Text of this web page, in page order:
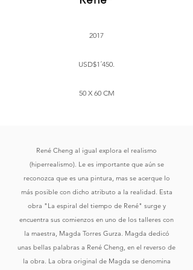
2017
USD$1´450.
50 X 60 CM
René Cheng al igual explora el realismo
(hiperrealismo). Le es importante que aún se
reconozca que es una pintura, mas se acerque lo
más posible con dicho atributo a la realidad. Esta
obra "La espiral del tiempo de René" surge y
encuentra sus comienzos en uno de los talleres con
la maestra, Magda Torres Gurza. Magda dedicó
unas bellas palabras a René Cheng, en el reverso de
la obra. La obra original de Magda se denomina